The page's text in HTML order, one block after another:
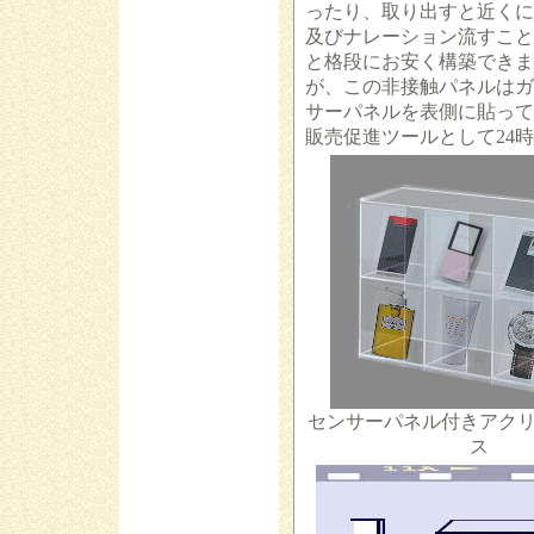
ったり、取り出すと近く
及びナレーション流すこ
と格段にお安く構築でき
が、この非接触パネルは
サーパネルを表側に貼っ
販売促進ツールとして24
センサーパネル付きアク
ス